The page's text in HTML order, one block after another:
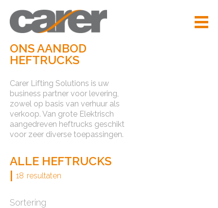
ONS AANBOD
HEFTRUCKS
Carer Lifting Solutions is uw
business partner voor levering,
zowel op basis van verhuur als
verkoop. Van grote Elektrisch
aangedreven heftrucks geschikt
voor zeer diverse toepassingen.
ALLE HEFTRUCKS
18 resultaten
Sortering